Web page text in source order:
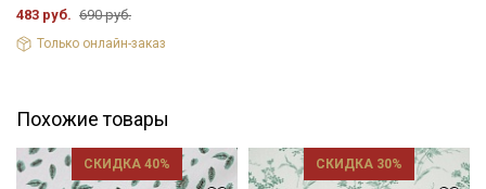
483 руб. 690 руб.
Только онлайн-заказ
Похожие товары
СКИДКА 40% СКИДКА 30%
Мы публикуем здесь дополнительные
промокоды и скидки до 30% на узкие
Электронная почта